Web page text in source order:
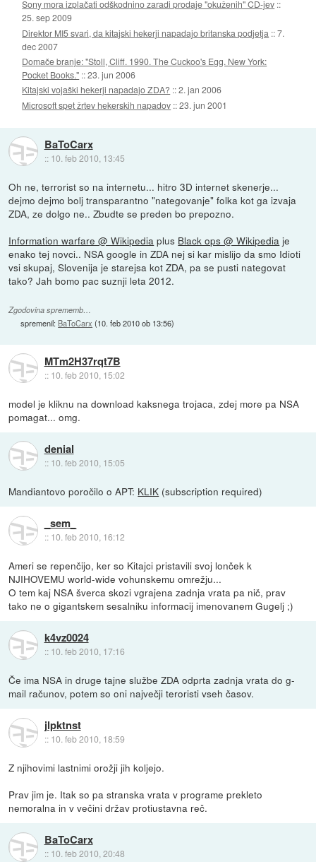
Sony mora izplačati odškodnino zaradi prodaje "okuženih" CD-jev ::
25. sep 2009
Direktor MI5 svari, da kitajski hekerji napadajo britanska podjetja ::7.
dec 2007
Domače branje: "Stoll, Cliff. 1990. The Cuckoo's Egg. New York:
Pocket Books." ::23. jun 2006
Kitajski vojaški hekerji napadajo ZDA? ::2. jan 2006
Microsoft spet žrtev hekerskih napadov ::23. jun 2001
BaToCarx
:: 10. feb 2010, 13:45
Oh ne, terrorist so na internetu... hitro 3D internet skenerje...
dejmo dejmo bolj transparantno "nategovanje" folka kot ga izvaja
ZDA, ze dolgo ne.. Zbudte se preden bo prepozno.
Information warfare @ Wikipedia plus Black ops @ Wikipedia je
enako tej novci.. NSA google in ZDA nej si kar mislijo da smo Idioti
vsi skupaj, Slovenija je starejsa kot ZDA, pa se pusti nategovat
tako? Jah bomo pac suznji leta 2012.
Zgodovina sprememb…
spremenil: BaToCarx (10. feb 2010 ob 13:56)
MTm2H37rqt7B
:: 10. feb 2010, 15:02
model je kliknu na download kaksnega trojaca, zdej more pa NSA
pomagat... omg.
denial
:: 10. feb 2010, 15:05
Mandiantovo poročilo o APT: KLIK (subscription required)
_sem_
:: 10. feb 2010, 16:12
Ameri se repenčijo, ker so Kitajci pristavili svoj lonček k
NJIHOVEMU world-wide vohunskemu omrežju...
O tem kaj NSA šverca skozi vgrajena zadnja vrata pa nič, prav
tako ne o gigantskem sesalniku informacij imenovanem Gugelj ;)
k4vz0024
:: 10. feb 2010, 17:16
Če ima NSA in druge tajne službe ZDA odprta zadnja vrata do g-
mail računov, potem so oni največji teroristi vseh časov.
jlpktnst
:: 10. feb 2010, 18:59
Z njihovimi lastnimi orožji jih koljejo.
Prav jim je. Itak so pa stranska vrata v programe prekleto
nemoralna in v večini držav protiustavna reč.
BaToCarx
:: 10. feb 2010, 20:48